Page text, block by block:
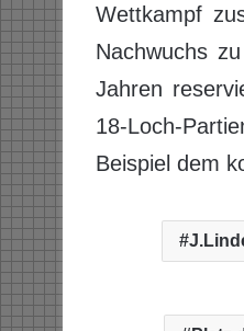
Wettkampf
Nachwuchs
Jahren
18-Loch-
Beispiel dem